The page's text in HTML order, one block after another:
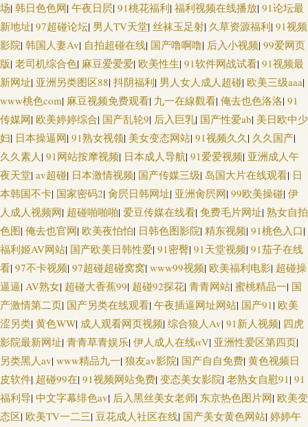
场| 韩日色色网| 午夜日屄| 91桃花福利| 福利视频在线播放| 91论坛最
新地址| 97超碰论坛| 男人TV天堂| 丝袜玉足射| 久草资源福利| 91视频
影院| 韩国人妻Av| 自拍超碰在线| 国产噜啊噜| 后入小视频| 99爱网页
版| 老司机综合色| 麻豆爱爱爱| 欧美性生| 91软件网战试看| 91视频最
新网址| 亚洲另类图区88| 抖阴福利| 男人女人成人超碰| 欧美三级aaa|
www桃色com| 麻豆视频免费观看| 九一在線觀看| 俺去也色洛洛| 91
传媒网| 欧美婷婷综合| 国产乱轮9| 后入巨乳| 国产性爱ab| 美日欧中少
妇| 日本操逼网| 91熟女视领| 美女变态网站| 91视频久久| 久久国产|
久久素人| 91网站按摩视频| 日本成人导航| 91爱爱视频| 亚洲成人午
夜天堂| av超碰| 日本激情视频| 国产传媒三级| 岛国大片在线观看| 日
本韩国不卡| 国家密码2| 肏屄日韩网址| 亚洲肏屄网| 99欧美操碰| 伊
人成人视频网| 超碰啪啪啪| 爱豆传媒在线看| 免费毛片网址| 熟女自拍
色图| 俺去也官网| 欧美夜怕怕| 日韩色图影院| 精东视频| 91桃色入口|
福利姬AV网站| 国产欧美日韩性爱| 91密臀| 91天堂视频| 91茄子在线
看| 97不卡视频| 97超碰超碰窝窝| www99视频| 欧美福利电影| 超碰操
逼逼| AV熟女| 超碰大香蕉99| 超碰92探花| 青青网站| 蜜桃精品一| 国
产激情第二页| 国产另类在线观看| 午夜插逼网址网站| 国产91| 欧美
涩另类| 黄色WW| 成人观看网页视频| 综合狼人Av| 91新人视频| 四虎
影院最新网址| 青青草青娱乐| 伊人成人在线αV| 亚洲性爱区第四页|
另类黑人av| www精品九一| 狼友av影院| 国产自自免费| 黄色视频日
皮软件| 超碰99在| 91视频网站免费| 变态美女影院| 老熟女自慰91| 91
福利导| 中文字幕绯色av| 后入黑丝美女老师| 东京热色图片网| 欧美变
态区| 欧美TV一二三| 豆花成人社区在线| 国产美女黄色网站| 婷婷午